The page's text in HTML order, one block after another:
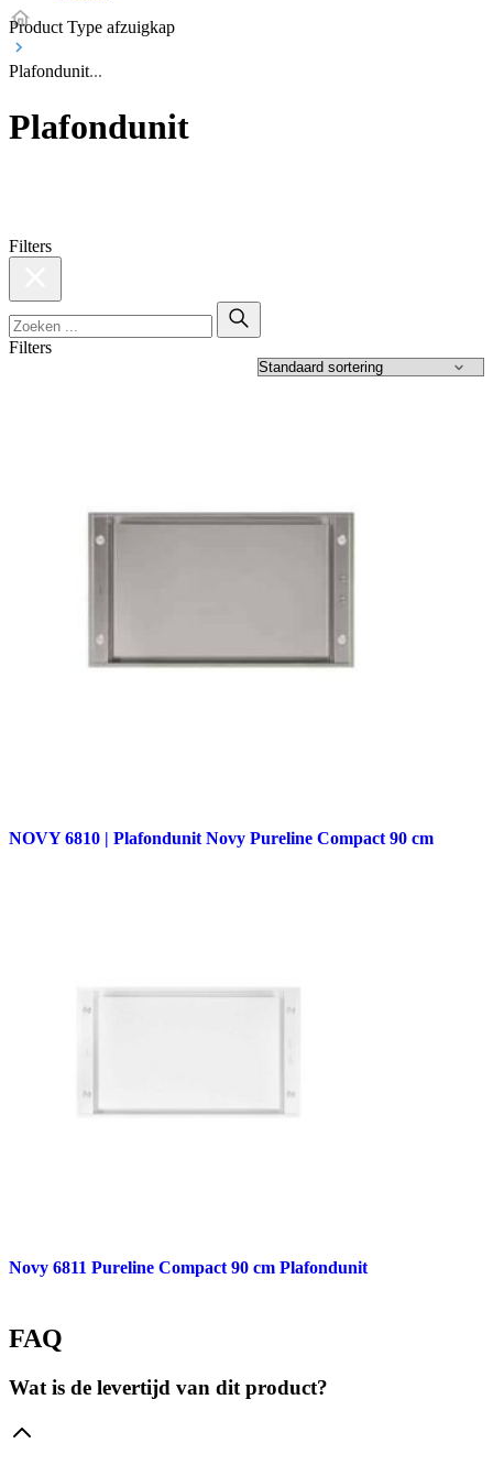
Product Type afzuigkap
Plafondunit
Plafondunit
Filters
Filters
NOVY 6810 | Plafondunit Novy Pureline Compact 90 cm
Novy 6811 Pureline Compact 90 cm Plafondunit
FAQ
Wat is de levertijd van dit product?